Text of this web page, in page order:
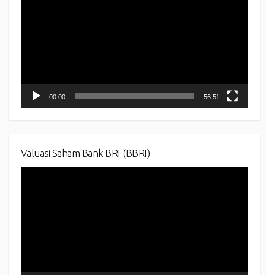
00:00 56:51
Valuasi Saham Bank BRI (BBRI)